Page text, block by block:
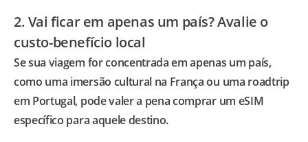
2. Vai ficar em apenas um país? Avalie o
custo-benefício local
Se sua viagem for concentrada em apenas um país,
como uma imersão cultural na França ou uma roadtrip
em Portugal, pode valer a pena comprar um eSIM
específico para aquele destino.